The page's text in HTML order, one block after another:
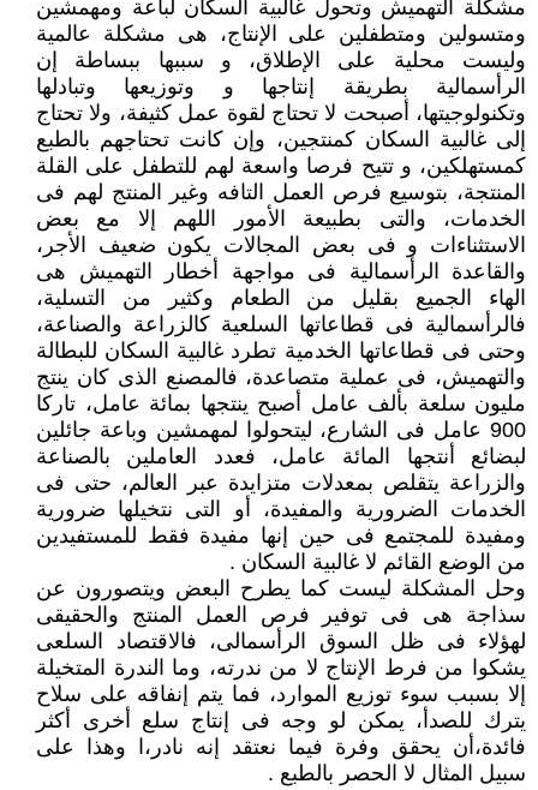
مشكلة التهميش وتحول غالبية السكان لباعة ومهمشين
ومتسولين ومتطفلين على الإنتاج، هى مشكلة عالمية
وليست محلية على الإطلاق، و سببها ببساطة إن
الرأسمالية بطريقة إنتاجها و وتوزيعها وتبادلها
وتكنولوجيتها، أصبحت لا تحتاج لقوة عمل كثيفة، ولا تحتاج
إلى غالبية السكان كمنتجين، وإن كانت تحتاجهم بالطبع
كمستهلكين، و تتيح فرصا واسعة لهم للتطفل على القلة
المنتجة، بتوسيع فرص العمل التافه وغير المنتج لهم فى
الخدمات، والتى بطبيعة الأمور اللهم إلا مع بعض
الاستثناءات و فى بعض المجالات يكون ضعيف الأجر،
والقاعدة الرأسمالية فى مواجهة أخطار التهميش هى
الهاء الجميع بقليل من الطعام وكثير من التسلية،
فالرأسمالية فى قطاعاتها السلعية كالزراعة والصناعة،
وحتى فى قطاعاتها الخدمية تطرد غالبية السكان للبطالة
والتهميش، فى عملية متصاعدة، فالمصنع الذى كان ينتج
مليون سلعة بألف عامل أصبح ينتجها بمائة عامل، تاركا
900 عامل فى الشارع، ليتحولوا لمهمشين وباعة جائلين
لبضائع أنتجها المائة عامل، فعدد العاملين بالصناعة
والزراعة يتقلص بمعدلات متزايدة عبر العالم، حتى فى
الخدمات الضرورية والمفيدة، أو التى نتخيلها ضرورية
ومفيدة للمجتمع فى حين إنها مفيدة فقط للمستفيدين
من الوضع القائم لا غالبية السكان .
وحل المشكلة ليست كما يطرح البعض ويتصورون عن
سذاجة هى فى توفير فرص العمل المنتج والحقيقى
لهؤلاء فى ظل السوق الرأسمالى، فالاقتصاد السلعى
يشكوا من فرط الإنتاج لا من ندرته، وما الندرة المتخيلة
إلا بسبب سوء توزيع الموارد، فما يتم إنفاقه على سلاح
يترك للصدأ، يمكن لو وجه فى إنتاج سلع أخرى أكثر
فائدة،أن يحقق وفرة فيما نعتقد إنه نادر،ا وهذا على
سبيل المثال لا الحصر بالطبع .